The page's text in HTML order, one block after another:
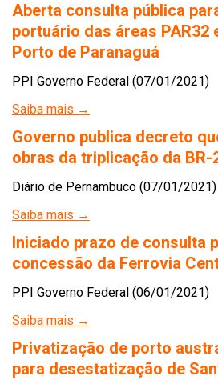
Aberta consulta pública
portuário das áreas PAR32
Porto de Paranaguá
PPI Governo Federal (07/01/2021)
Saiba mais →
Governo publica decreto
obras da triplicação da BR-
Diário de Pernambuco (07/01/2021)
Saiba mais →
Iniciado prazo de consulta
concessão da Ferrovia
PPI Governo Federal (06/01/2021)
Saiba mais →
Privatização de porto
para desestatização de